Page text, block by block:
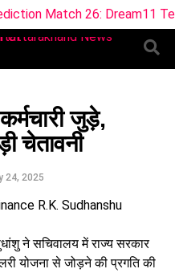
Match 26: Dream11 Team
जुड़े,
चेतावनी
24, 2025
ने सचिवालय में राज्य सरकार
योजना से जोड़ने की प्रगति की